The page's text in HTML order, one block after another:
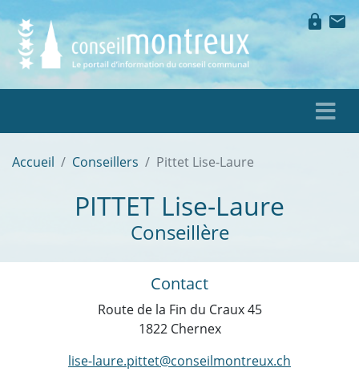
lockmail
Accueil Conseillers Pittet Lise-Laure
PITTET Lise-Laure
Conseillère
Contact
Route de la Fin du Craux 45
1822 Chernex
lise-laure.pittet@conseilmontreux.ch